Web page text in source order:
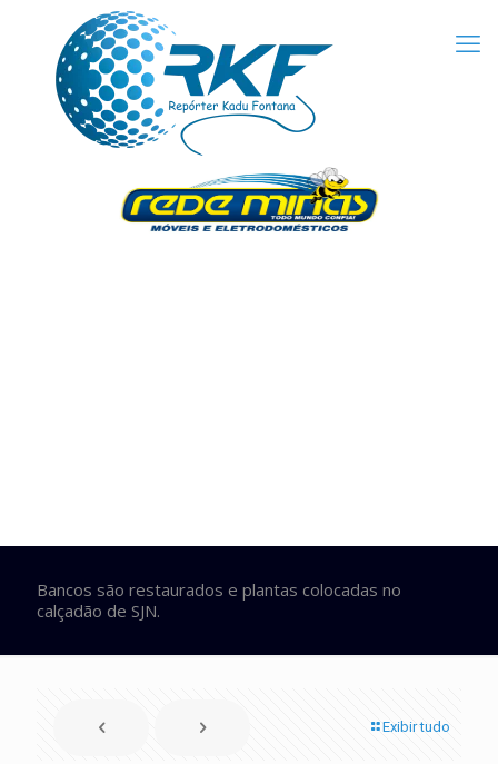
Bancos são restaurados e plantas colocadas no
calçadão de SJN.
Exibir tudo